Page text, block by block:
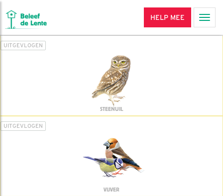
HELP MEE
UITGEVLOGEN
STEENUIL
UITGEVLOGEN
VIJVER